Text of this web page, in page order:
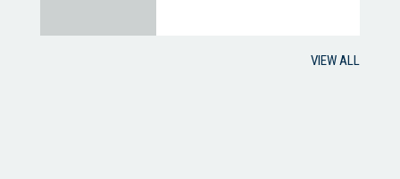
VIEW ALL